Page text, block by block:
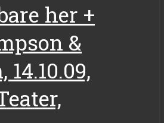
her +
&